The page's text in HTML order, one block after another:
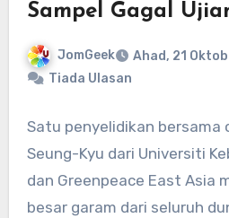
Sampel Gagal
JomGeek
Ahad, 21
Tiada Ulasan
Satu penyelidikan bersama
Seung-Kyu dari Universiti
dan Greenpeace East Asia
besar garam dari seluruh